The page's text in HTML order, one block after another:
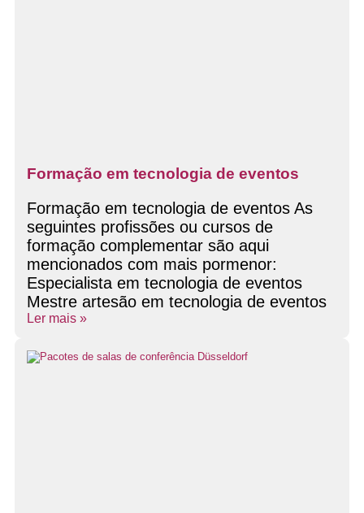
Formação em tecnologia de eventos
Formação em tecnologia de eventos As
seguintes profissões ou cursos de
formação complementar são aqui
mencionados com mais pormenor:
Especialista em tecnologia de eventos
Mestre artesão em tecnologia de eventos
Ler mais »